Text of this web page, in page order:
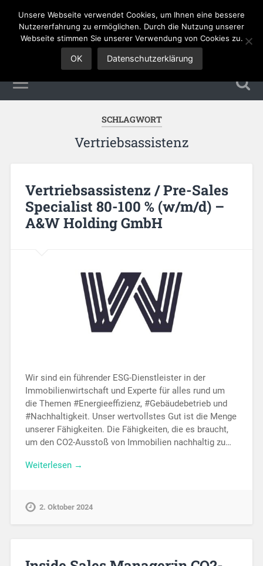
Sales Jobs
SCHLAGWORT
Vertriebsassistenz
Vertriebsassistenz / Pre-Sales
Specialist 80-100 % (w/m/d) –
A&W Holding GmbH
Wir sind ein führender ESG-Dienstleister in der
Immobilienwirtschaft und Experte für alles rund um
die Themen #Energieeffizienz, #Gebäudebetrieb und
#Nachhaltigkeit. Unser wertvollstes Gut ist die Menge
unserer Fähigkeiten. Die Fähigkeiten, die es braucht,
um den CO2-Ausstoß von Immobilien nachhaltig zu…
Weiterlesen →
2. Oktober 2024
Unsere Webseite verwendet Cookies, um Ihnen eine bessere
Nutzererfahrung zu ermöglichen. Durch die Nutzung unserer
Webseite stimmen Sie unserer Verwendung von Cookies zu.
OK Datenschutzerklärung